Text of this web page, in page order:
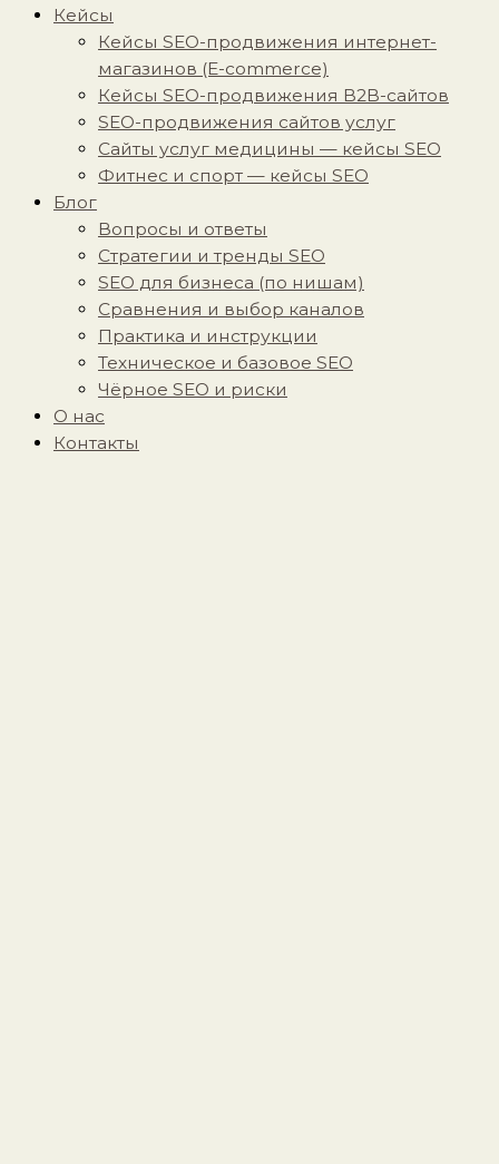
Кейсы
Кейсы SEO-продвижения интернет-
магазинов (E-commerce)
Кейсы SEO-продвижения B2B-сайтов
SEO-продвижения сайтов услуг
Сайты услуг медицины — кейсы SEO
Фитнес и спорт — кейсы SEO
Блог
Вопросы и ответы
Стратегии и тренды SEO
SEO для бизнеса (по нишам)
Сравнения и выбор каналов
Практика и инструкции
Техническое и базовое SEO
Чёрное SEO и риски
О нас
Контакты